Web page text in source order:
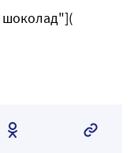
шоколад"](